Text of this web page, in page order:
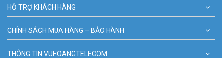
HỖ TRỢ KHÁCH HÀNG
CHÍNH SÁCH MUA HÀNG – BẢO HÀNH
THÔNG TIN VUHOANGTELECOM